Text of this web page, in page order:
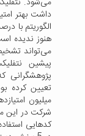
داشت بهتر
الگوریتم با
هنوز ندیده
می‌تواند
پیشین
پژوهشگرانی
تعیین کرده
میلیون
شرکت در این
کدهایی